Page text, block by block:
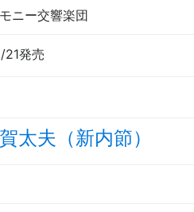
ニー交響楽団
21発売
夫（新内節）